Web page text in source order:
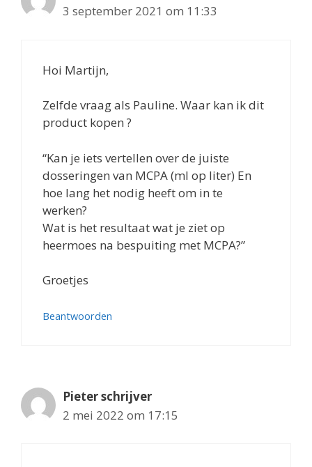
3 september 2021 om 11:33
Hoi Martijn,
Zelfde vraag als Pauline. Waar kan ik dit
product kopen ?
“Kan je iets vertellen over de juiste
dosseringen van MCPA (ml op liter) En
hoe lang het nodig heeft om in te
werken?
Wat is het resultaat wat je ziet op
heermoes na bespuiting met MCPA?”
Groetjes
Beantwoorden
Pieter schrijver
2 mei 2022 om 17:15